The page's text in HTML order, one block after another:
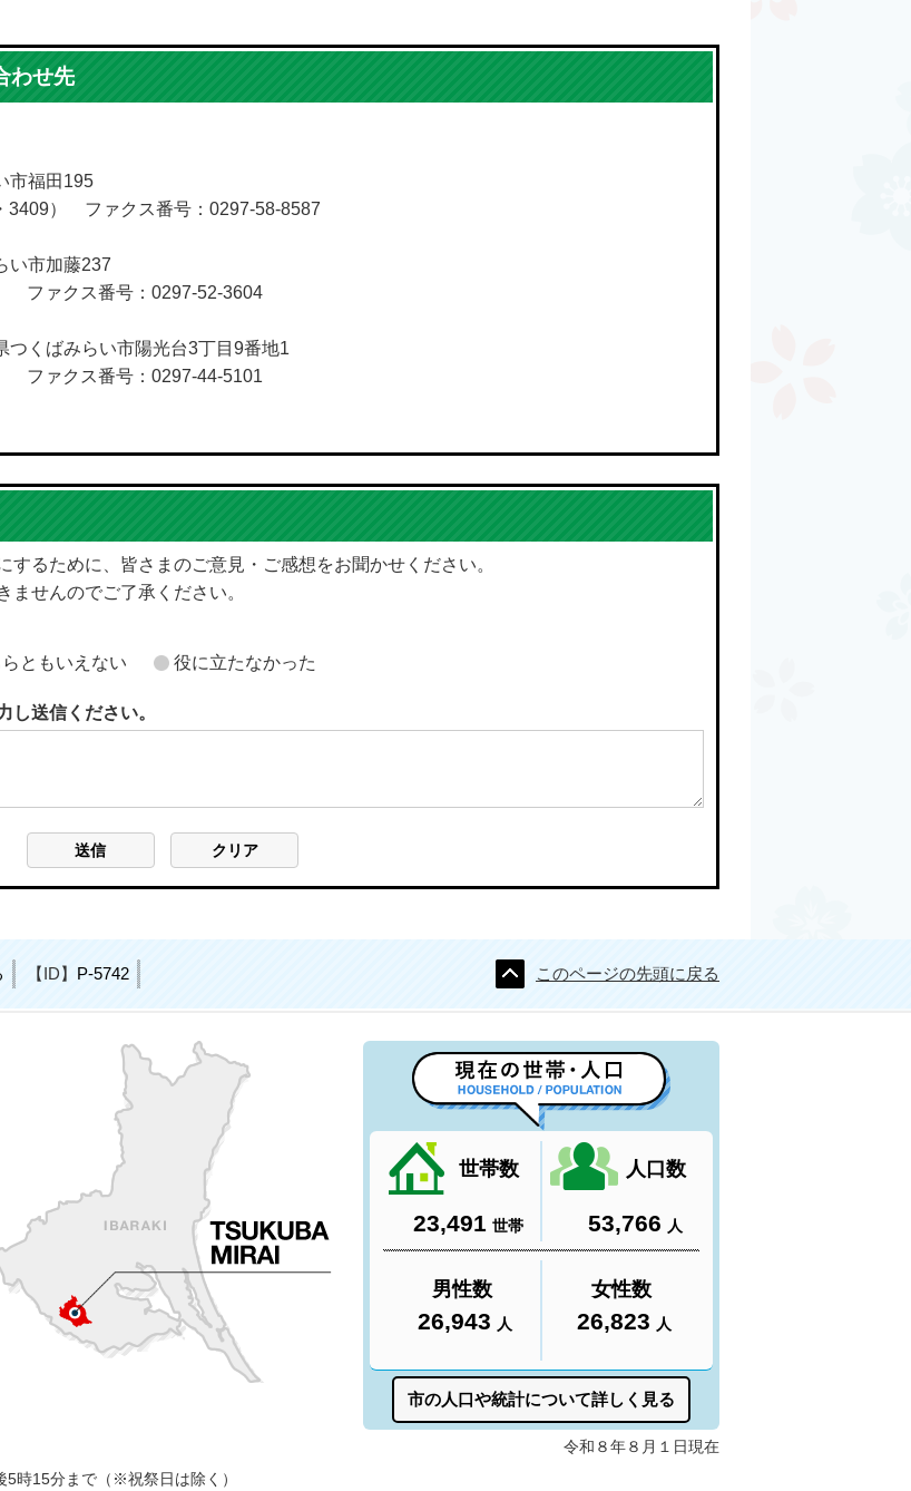
わせ先
市福田195
3409） ファクス番号：0297-58-8587
市加藤237
ファクス番号：0297-52-3604
くばみらい市陽光台3丁目9番地1
ファクス番号：0297-44-5101
るために、皆さまのご意見・ご感想をお聞かせください。
せんのでご了承ください。
らともいえない 役に立たなかった
し送信ください。
【ID】 P-5742 このページの先頭に戻る
時15分まで（※祝祭日は除く）